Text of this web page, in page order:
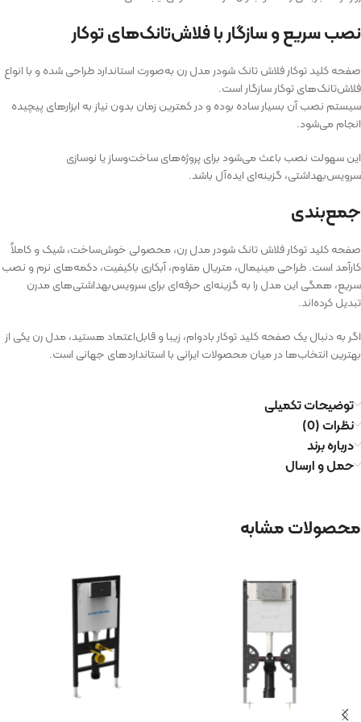
نصب سریع و سازگار با فلاش‌تانک‌های توکار
صفحه کلید توکار فلاش تانک شودر مدل رن به‌صورت استاندارد طراحی شده و با انواع
فلاش‌تانک‌های توکار سازگار است.
سیستم نصب آن بسیار ساده بوده و در کمترین زمان بدون نیاز به ابزارهای پیچیده
انجام می‌شود.
این سهولت نصب باعث می‌شود برای پروژه‌های ساخت‌وساز یا نوسازی
سرویس‌بهداشتی، گزینه‌ای ایده‌آل باشد.
جمع‌بندی
صفحه کلید توکار فلاش تانک شودر مدل رن، محصولی خوش‌ساخت، شیک و کاملاً
کارآمد است. طراحی مینیمال، متریال مقاوم، آبکاری باکیفیت، دکمه‌های نرم و نصب
سریع، همگی این مدل را به گزینه‌ای حرفه‌ای برای سرویس‌بهداشتی‌های مدرن
تبدیل کرده‌اند.
اگر به دنبال یک صفحه کلید توکار بادوام، زیبا و قابل‌اعتماد هستید، مدل رن یکی از
بهترین انتخاب‌ها در میان محصولات ایرانی با استانداردهای جهانی است.
توضیحات تکمیلی
نظرات (0)
درباره برند
حمل و ارسال
محصولات مشابه